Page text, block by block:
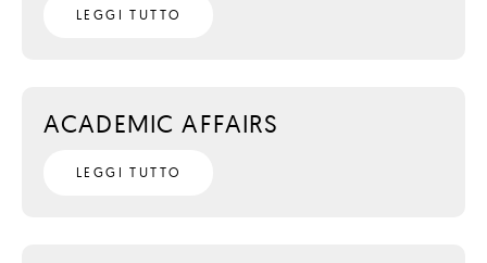
LEGGI TUTTO
ACADEMIC AFFAIRS
LEGGI TUTTO